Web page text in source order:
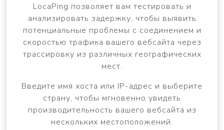
LocaPing позволяет вам тестировать и
анализировать задержку, чтобы выявить
потенциальные проблемы с соединением и
скоростью трафика вашего вебсайта через
трассировку из различных географических
мест.
Введите имя хоста или IP-адрес и выберите
страну, чтобы мгновенно увидеть
производительность вашего вебсайта из
нескольких местоположений.